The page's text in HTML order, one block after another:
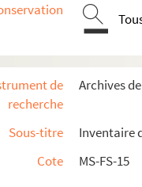
de
recherche
Archives
Sous-titre
Inventaire
Cote
MS-FS-15
008. Hubertine Auclert. Le
0519. Hubertine Auclert.
009. Hubertine Auclert.
Auclert.Le Vote des femmes
préparatoires